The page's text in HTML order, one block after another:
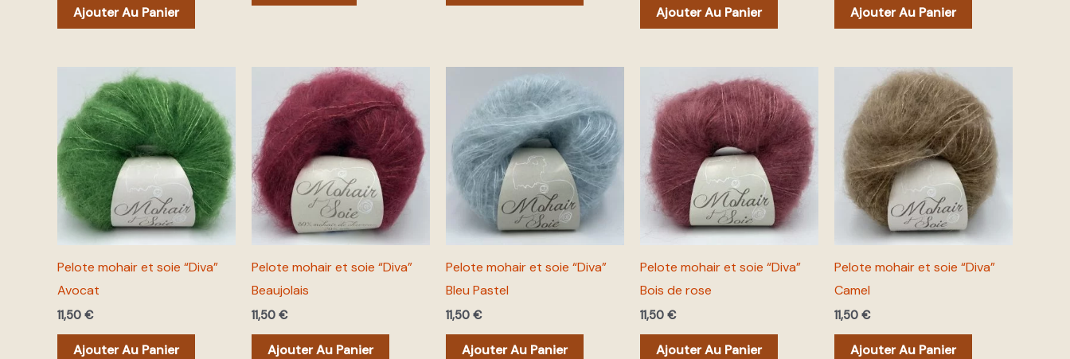
Ajouter Au Panier Ajouter Au Panier Ajouter Au Panier
Pelote mohair et soie “Diva”
Avocat
11,50 €
Ajouter Au Panier
Pelote mohair et soie “Diva”
Beaujolais
11,50 €
Ajouter Au Panier
Pelote mohair et soie “Diva”
Bleu Pastel
11,50 €
Ajouter Au Panier
Pelote mohair et soie “Diva”
Bois de rose
11,50 €
Ajouter Au Panier
Pelote mohair et soie “Diva”
Camel
11,50 €
Ajouter Au Panier